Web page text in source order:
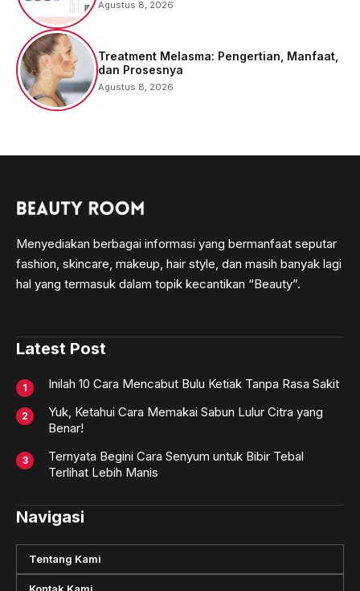
Agustus 8, 2026
Treatment Melasma: Pengertian, Manfaat,
dan Prosesnya
Agustus 8, 2026
Menyediakan berbagai informasi yang bermanfaat seputar
fashion, skincare, makeup, hair style, dan masih banyak lagi
hal yang termasuk dalam topik kecantikan “Beauty”.
Latest Post
Inilah 10 Cara Mencabut Bulu Ketiak Tanpa Rasa Sakit
Yuk, Ketahui Cara Memakai Sabun Lulur Citra yang
Benar!
Ternyata Begini Cara Senyum untuk Bibir Tebal
Terlihat Lebih Manis
Navigasi
Tentang Kami
Kontak Kami